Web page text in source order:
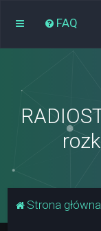
FAQ
Strona główna